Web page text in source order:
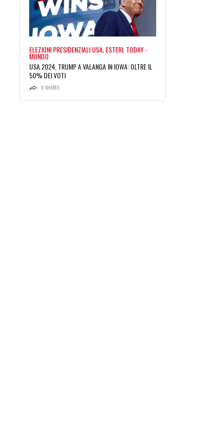
ELEZIONI PRESIDENZIALI USA,ESTERI,TODAY -
MONDO
USA 2024, TRUMP A VALANGA IN IOWA: OLTRE IL
50% DEI VOTI
0 SHARES